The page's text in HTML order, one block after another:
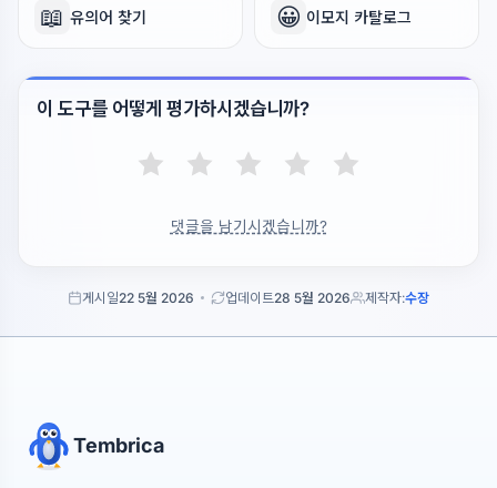
📖 유의어 찾기 😀 이모지 카탈로그
이 도구를 어떻게 평가하시겠습니까?
댓글을 남기시겠습니까?
게시일22 5월 2026 업데이트28 5월 2026 제작자:수장
Tembrica